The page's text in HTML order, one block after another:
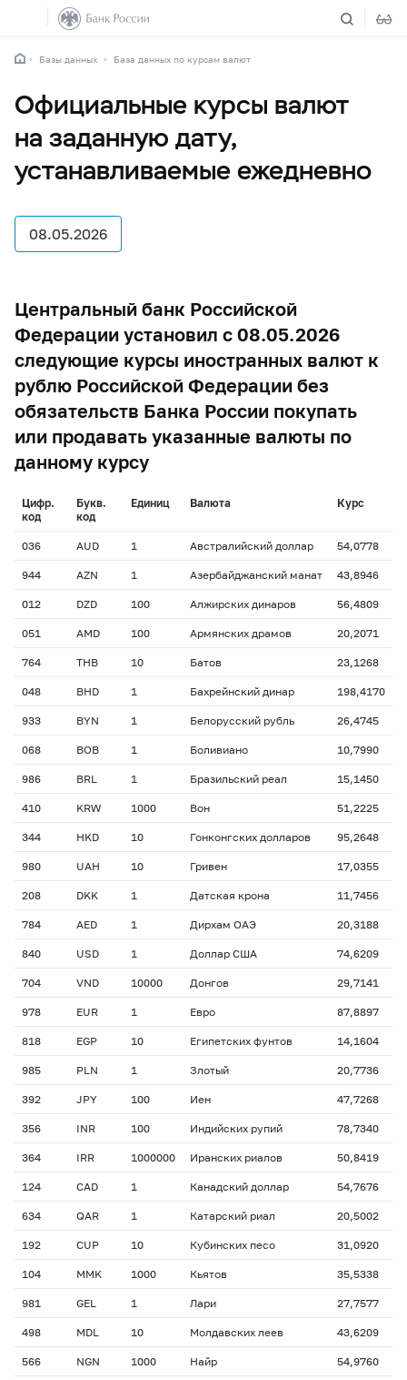
Базы данных База данных по курсам валют
Официальные курсы валют
на заданную дату,
устанавливаемые ежедневно
08.05.2026
Центральный банк Российской
Федерации установил с 08.05.2026
следующие курсы иностранных валют к
рублю Российской Федерации без
обязательств Банка России покупать
или продавать указанные валюты по
данному курсу
Цифр.
код
Букв.
код
Единиц Валюта Курс
036 AUD 1 Австралийский доллар 54,0778
944 AZN 1 Азербайджанский манат 43,8946
012 DZD 100 Алжирских динаров 56,4809
051 AMD 100 Армянских драмов 20,2071
764 THB 10 Батов 23,1268
048 BHD 1 Бахрейнский динар 198,4170
933 BYN 1 Белорусский рубль 26,4745
068 BOB 1 Боливиано 10,7990
986 BRL 1 Бразильский реал 15,1450
410 KRW 1000 Вон 51,2225
344 HKD 10 Гонконгских долларов 95,2648
980 UAH 10 Гривен 17,0355
208 DKK 1 Датская крона 11,7456
784 AED 1 Дирхам ОАЭ 20,3188
840 USD 1 Доллар США 74,6209
704 VND 10000 Донгов 29,7141
978 EUR 1 Евро 87,8897
818 EGP 10 Египетских фунтов 14,1604
985 PLN 1 Злотый 20,7736
392 JPY 100 Иен 47,7268
356 INR 100 Индийских рупий 78,7340
364 IRR 1000000 Иранских риалов 50,8419
124 CAD 1 Канадский доллар 54,7676
634 QAR 1 Катарский риал 20,5002
192 CUP 10 Кубинских песо 31,0920
104 MMK 1000 Кьятов 35,5338
981 GEL 1 Лари 27,7577
498 MDL 10 Молдавских леев 43,6209
566 NGN 1000 Найр 54,9760